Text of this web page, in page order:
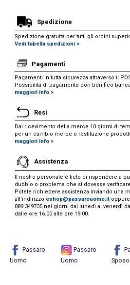
Spedizione
Spedizione gratuita per tutti gli ordini
Vedi tabella spedizioni >
Pagamenti
Pagamenti in tutta sicurezza attraverso il
Possibilità di pagamento con bonifico
maggiori info >
Resi
Dal ricevimento della merce 10 giorni di
per un cambio merce o restituzione
maggiori info >
Assistenza
Il nostro personale è lieto di rispondere a
dubbio o problema che si dovesse
Potete richiedere assistenza inviando una
all'indirizzo eshop@passarouomo.it
089 349735 nei giorni dal lunedì al venerdì
dalle ore 16.00 alle ore 19.00.
Passaro
Uomo
Passaro
Uomo Sposo